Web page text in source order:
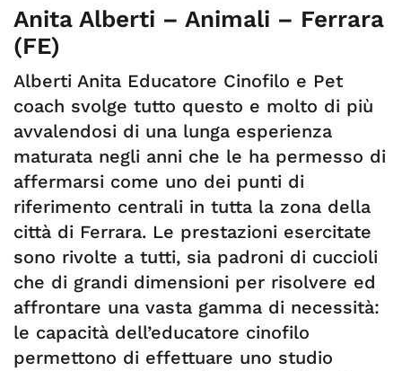
Anita Alberti – Animali – Ferrara
(FE)
Alberti Anita Educatore Cinofilo e Pet
coach svolge tutto questo e molto di più
avvalendosi di una lunga esperienza
maturata negli anni che le ha permesso di
affermarsi come uno dei punti di
riferimento centrali in tutta la zona della
città di Ferrara. Le prestazioni esercitate
sono rivolte a tutti, sia padroni di cuccioli
che di grandi dimensioni per risolvere ed
affrontare una vasta gamma di necessità:
le capacità dell’educatore cinofilo
permettono di effettuare uno studio